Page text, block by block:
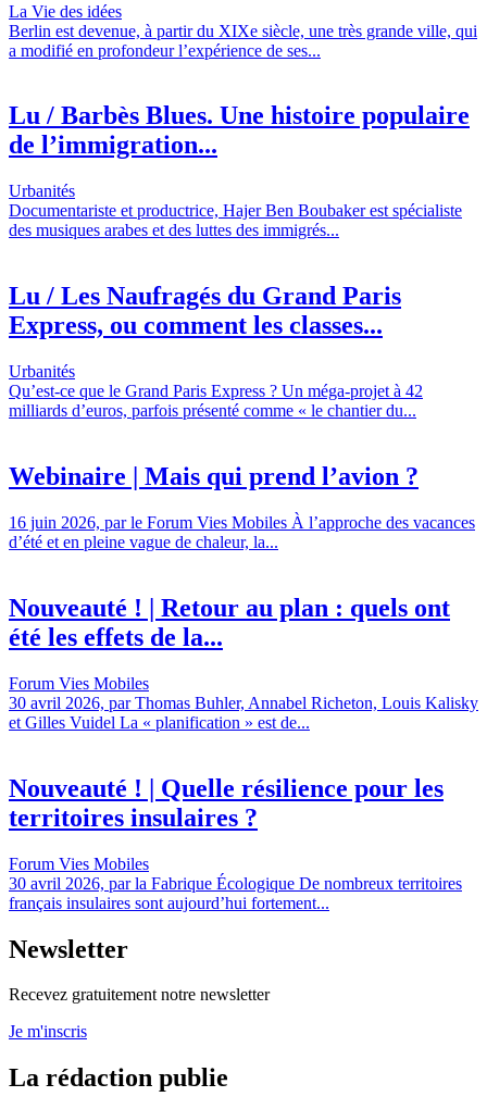
La Vie des idées
Berlin est devenue, à partir du XIXe siècle, une très grande ville, qui
a modifié en profondeur l’expérience de ses...
Lu / Barbès Blues. Une histoire populaire
de l’immigration...
Urbanités
Documentariste et productrice, Hajer Ben Boubaker est spécialiste
des musiques arabes et des luttes des immigrés...
Lu / Les Naufragés du Grand Paris
Express, ou comment les classes...
Urbanités
Qu’est-ce que le Grand Paris Express ? Un méga-projet à 42
milliards d’euros, parfois présenté comme « le chantier du...
Webinaire | Mais qui prend l’avion ?
16 juin 2026, par le Forum Vies Mobiles À l’approche des vacances
d’été et en pleine vague de chaleur, la...
Nouveauté ! | Retour au plan : quels ont
été les effets de la...
Forum Vies Mobiles
30 avril 2026, par Thomas Buhler, Annabel Richeton, Louis Kalisky
et Gilles Vuidel La « planification » est de...
Nouveauté ! | Quelle résilience pour les
territoires insulaires ?
Forum Vies Mobiles
30 avril 2026, par la Fabrique Écologique De nombreux territoires
français insulaires sont aujourd’hui fortement...
Newsletter
Recevez gratuitement notre newsletter
Je m'inscris
La rédaction publie